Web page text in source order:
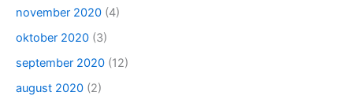
november 2020 (4)
oktober 2020 (3)
september 2020 (12)
august 2020 (2)